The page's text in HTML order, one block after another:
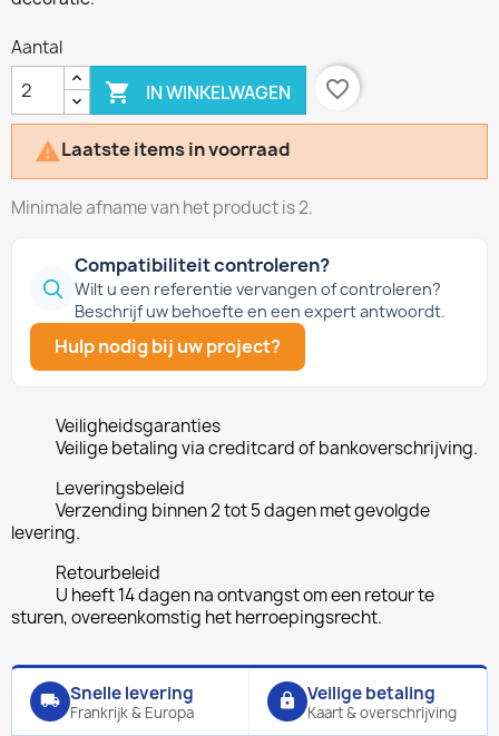
Aantal
 IN WINKELWAGEN favorite_border
Laatste items in voorraad
Minimale afname van het product is 2.
Compatibiliteit controleren?
Wilt u een referentie vervangen of controleren?
Beschrijf uw behoefte en een expert antwoordt.
Hulp nodig bij uw project?
Veiligheidsgaranties
Veilige betaling via creditcard of bankoverschrijving.
Leveringsbeleid
Verzending binnen 2 tot 5 dagen met gevolgde
levering.
Retourbeleid
U heeft 14 dagen na ontvangst om een retour te
sturen, overeenkomstig het herroepingsrecht.
local_shipping Snelle levering
Frankrijk & Europa
lock Veilige betaling
Kaart & overschrijving